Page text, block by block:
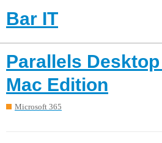
Bar IT
Parallels
Mac Edition
Microsoft 365